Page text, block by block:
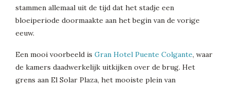
stammen allemaal uit de tijd dat het stadje een
bloeiperiode doormaakte aan het begin van de vorige
eeuw.
Een mooi voorbeeld is Gran Hotel Puente Colgante, waar
de kamers daadwerkelijk uitkijken over de brug. Het
grens aan El Solar Plaza, het mooiste plein van